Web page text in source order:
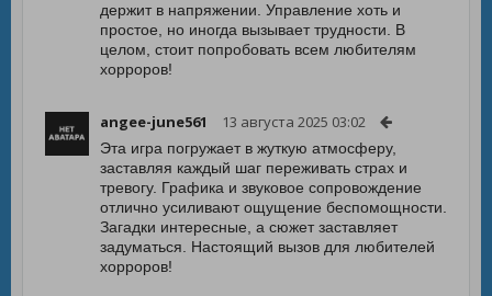
держит в напряжении. Управление хоть и
простое, но иногда вызывает трудности. В
целом, стоит попробовать всем любителям
хорроров!
angee-june561 13 августа 2025 03:02
Эта игра погружает в жуткую атмосферу,
заставляя каждый шаг переживать страх и
тревогу. Графика и звуковое сопровождение
отлично усиливают ощущение беспомощности.
Загадки интересные, а сюжет заставляет
задуматься. Настоящий вызов для любителей
хорроров!